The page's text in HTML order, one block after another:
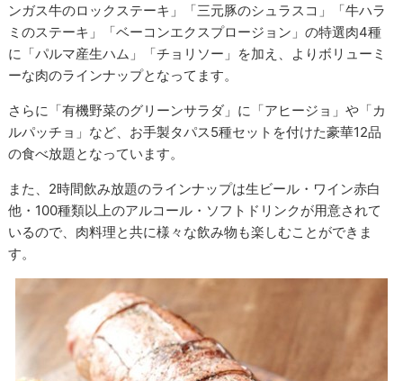
ンガス牛のロックステーキ」「三元豚のシュラスコ」「牛ハラ
ミのステーキ」「ベーコンエクスプロージョン」の特選肉4種
に「パルマ産生ハム」「チョリソー」を加え、よりボリューミ
ーな肉のラインナップとなってます。
さらに「有機野菜のグリーンサラダ」に「アヒージョ」や「カ
ルパッチョ」など、お手製タパス5種セットを付けた豪華12品
の食べ放題となっています。
また、2時間飲み放題のラインナップは生ビール・ワイン赤白
他・100種類以上のアルコール・ソフトドリンクが用意されて
いるので、肉料理と共に様々な飲み物も楽しむことができま
す。